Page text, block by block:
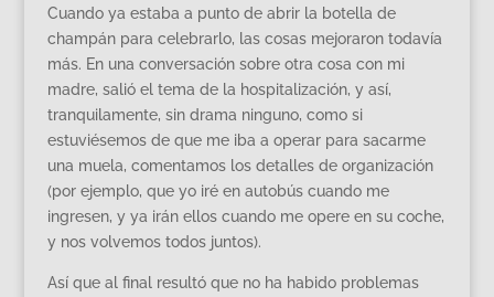
Cuando ya estaba a punto de abrir la botella de
champán para celebrarlo, las cosas mejoraron todavía
más. En una conversación sobre otra cosa con mi
madre, salió el tema de la hospitalización, y así,
tranquilamente, sin drama ninguno, como si
estuviésemos de que me iba a operar para sacarme
una muela, comentamos los detalles de organización
(por ejemplo, que yo iré en autobús cuando me
ingresen, y ya irán ellos cuando me opere en su coche,
y nos volvemos todos juntos).
Así que al final resultó que no ha habido problemas